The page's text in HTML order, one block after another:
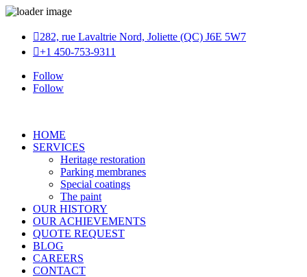
282, rue Lavaltrie Nord, Joliette (QC) J6E 5W7
+1 450-753-9311
Follow
Follow
HOME
SERVICES
Heritage restoration
Parking membranes
Special coatings
The paint
OUR HISTORY
OUR ACHIEVEMENTS
QUOTE REQUEST
BLOG
CAREERS
CONTACT